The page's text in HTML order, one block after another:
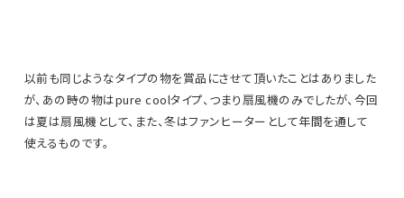
以前も同じようなタイプの物を賞品にさせて頂いたことはありました
が、あの時の物はpure coolタイプ、つまり扇風機のみでしたが、今回
は夏は扇風機として、また、冬はファンヒーターとして年間を通して
使えるものです。